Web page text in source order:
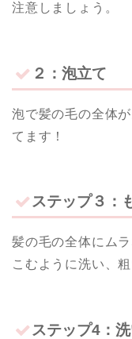
注意しましょう。
２：泡立て
泡で髪の毛の全体
てます！
ステップ３：
髪の毛の全体にム
こむように洗い、
ステップ4：